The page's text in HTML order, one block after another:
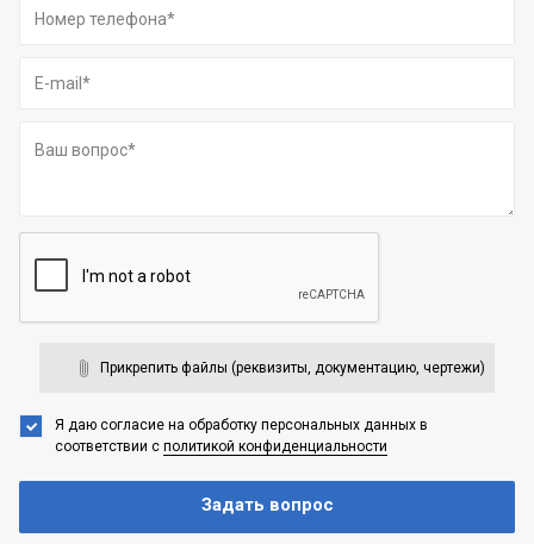
Прикрепить файлы (реквизиты, документацию, чертежи)
Я даю согласие на обработку персональных данных в
соответствии с политикой конфиденциальности